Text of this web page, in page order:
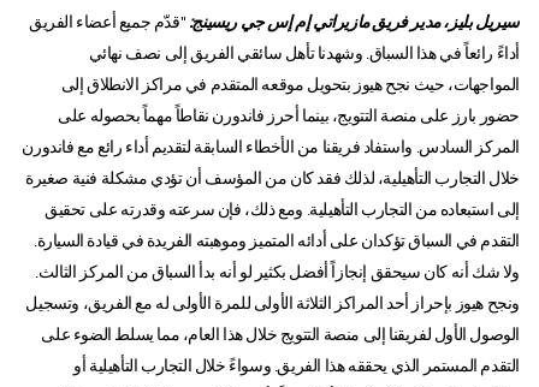
سيريل بليز، مدير فريق مازيراتي إم إس جي ريسينج: "قدّم جميع أعضاء الفريق
أداءً رائعاً في هذا السباق. وشهدنا تأهل سائقي الفريق إلى نصف نهائي
المواجهات، حيث نجح هيوز بتحويل موقعه المتقدم في مراكز الانطلاق إلى
حضور بارز على منصة التتويج، بينما أحرز فاندورن نقاطاً مهماً بحصوله على
المركز السادس. واستفاد فريقنا من الأخطاء السابقة لتقديم أداء رائع مع فاندورن
خلال التجارب التأهيلية، لذلك فقد كان من المؤسف أن تؤدي مشكلة فنية صغيرة
إلى استبعاده من التجارب التأهيلية. ومع ذلك، فإن سرعته وقدرته على تحقيق
التقدم في السباق تؤكدان على أدائه المتميز وموهبته الفريدة في قيادة السيارة.
ولا شك أنه كان سيحقق إنجازاً أفضل بكثير لو أنه بدأ السباق من المركز الثالث.
ونجح هيوز بإحراز أحد المراكز الثلاثة الأولى للمرة الأولى له مع الفريق، وتسجيل
الوصول الأول لفريقنا إلى منصة التتويج خلال هذا العام، مما يسلط الضوء على
التقدم المستمر الذي يحققه هذا الفريق. وسواءً خلال التجارب التأهيلية أو